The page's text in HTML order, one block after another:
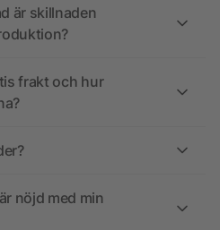
är skillnaden
frakt och hur
nöjd med min